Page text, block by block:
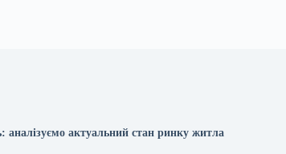
аналізуємо актуальний стан ринку житла